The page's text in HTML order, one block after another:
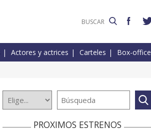
Actores y actrices Carteles Box-office
PROXIMOS ESTRENOS